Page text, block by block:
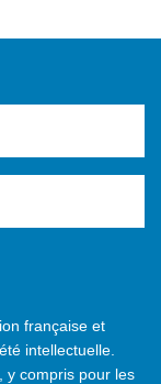
française et
intellectuelle.
y compris pour les